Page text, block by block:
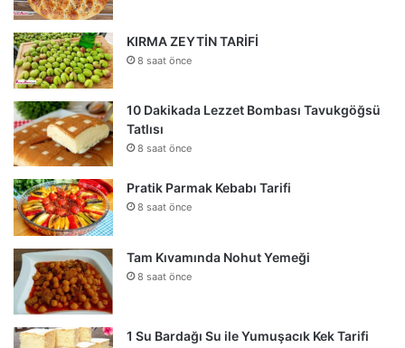
KIRMA ZEYTİN TARİFİ
8 saat önce
10 Dakikada Lezzet Bombası Tavukgöğsü
Tatlısı
8 saat önce
Pratik Parmak Kebabı Tarifi
8 saat önce
Tam Kıvamında Nohut Yemeği
8 saat önce
1 Su Bardağı Su ile Yumuşacık Kek Tarifi